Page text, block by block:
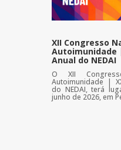
XII Congresso
Autoimunidade
Anual do NEDAI
O XII
Autoimunidade |
do NEDAI, terá
junho de 2026, em